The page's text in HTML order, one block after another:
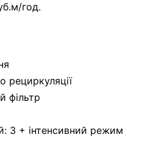
год.
рециркуляції
фільтр
3 + інтенсивний режим